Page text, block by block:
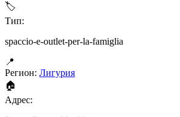
🏷
Тип:
spaccio-e-outlet-per-la-famiglia
📍
Регион: Лигурия
🏠
Адрес: